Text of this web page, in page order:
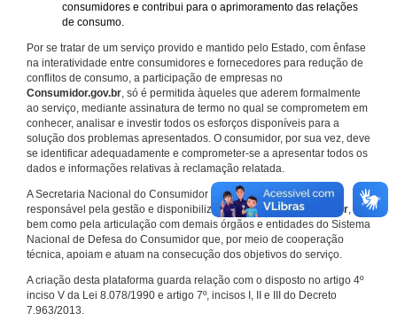
consumidores e contribui para o aprimoramento das relações
de consumo.
Por se tratar de um serviço provido e mantido pelo Estado, com ênfase
na interatividade entre consumidores e fornecedores para redução de
conflitos de consumo, a participação de empresas no
Consumidor.gov.br, só é permitida àqueles que aderem formalmente
ao serviço, mediante assinatura de termo no qual se comprometem em
conhecer, analisar e investir todos os esforços disponíveis para a
solução dos problemas apresentados. O consumidor, por sua vez, deve
se identificar adequadamente e comprometer-se a apresentar todos os
dados e informações relativas à reclamação relatada.
A Secretaria Nacional do Consumidor do Ministério da Justiça é a
responsável pela gestão e disponibilização doConsumidor.gov.br,
bem como pela articulação com demais órgãos e entidades do Sistema
Nacional de Defesa do Consumidor que, por meio de cooperação
técnica, apoiam e atuam na consecução dos objetivos do serviço.
A criação desta plataforma guarda relação com o disposto no artigo 4º
inciso V da Lei 8.078/1990 e artigo 7º, incisos I, II e III do Decreto
7.963/2013.